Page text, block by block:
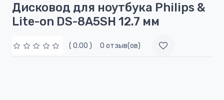
Дисковод для ноутбука Philips &
Lite-on DS-8A5SH 12.7 мм
( 0.00 ) 0 отзыв(ов)